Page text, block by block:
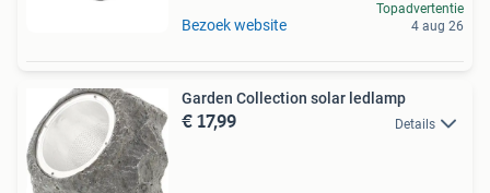
Bezoek website
Topadvertentie
4 aug 26
Garden Collection solar ledlamp
€ 17,99 Details